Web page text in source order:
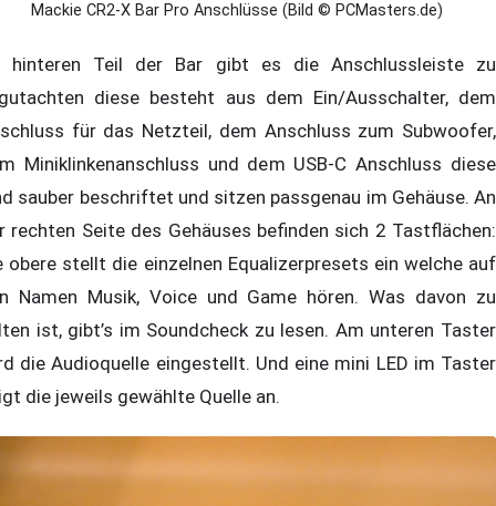
Mackie CR2-X Bar Pro Anschlüsse (Bild © PCMasters.de)
hinteren Teil der Bar gibt es die Anschlussleiste zu
diese besteht aus dem Ein/Ausschalter, dem
für das Netzteil, dem Anschluss zum Subwoofer,
Miniklinkenanschluss und dem USB-C Anschluss diese
sauber beschriftet und sitzen passgenau im Gehäuse. An
rechten Seite des Gehäuses befinden sich 2 Tastflächen:
obere stellt die einzelnen Equalizerpresets ein welche auf
Namen Musik, Voice und Game hören. Was davon zu
ist, gibt’s im Soundcheck zu lesen. Am unteren Taster
die Audioquelle eingestellt. Und eine mini LED im Taster
die jeweils gewählte Quelle an.